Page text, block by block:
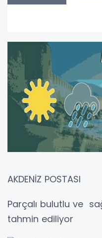
AKDENİZ POSTASI
Parçalı bulutlu ve
tahmin ediliyor